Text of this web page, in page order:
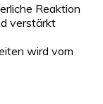
Reaktion
verstärkt
wird vom